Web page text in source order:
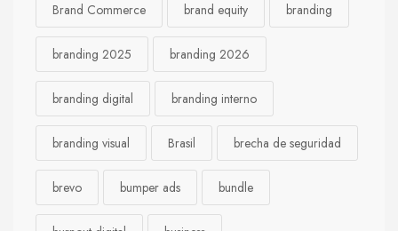
Brand Commerce brand equity branding
branding 2025 branding 2026
branding digital branding interno
branding visual Brasil brecha de seguridad
brevo bumper ads bundle